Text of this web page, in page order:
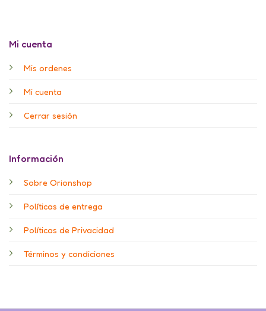
Mi cuenta
Mis ordenes
Mi cuenta
Cerrar sesión
Información
Sobre Orionshop
Políticas de entrega
Políticas de Privacidad
Términos y condiciones